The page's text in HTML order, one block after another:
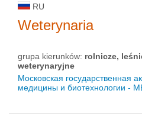
RU
Weterynaria
grupa kierunków: rolnicze,
weterynaryjne
Московская государственная
медицины и биотехнологии -